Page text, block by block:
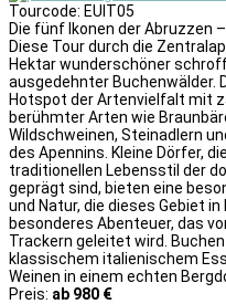
Tourcode: EUIT05
Die fünf Ikonen der Abruzzen
Diese Tour durch die
Hektar wunderschöner
ausgedehnter Buchenwälder.
Hotspot der Artenvielfalt mit
berühmter Arten wie
Wildschweinen, Steinadlern
des Apennins. Kleine Dörfer,
traditionellen Lebensstil der
geprägt sind, bieten eine
und Natur, die dieses Gebiet
besonderes Abenteuer, das
Trackern geleitet wird.
klassischem italienischem
Weinen in einem echten
Preis: ab 980 €